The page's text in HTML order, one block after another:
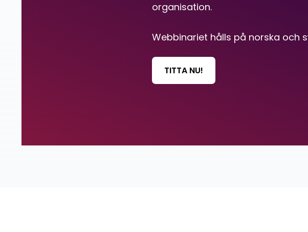
organisation.
Webbinariet hålls på norska och
TITTA NU!